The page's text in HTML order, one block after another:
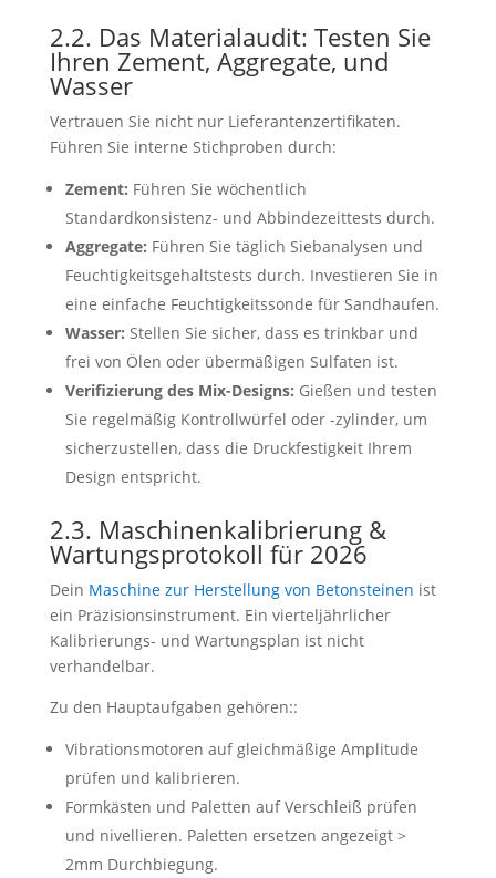
2.2. Das Materialaudit: Testen Sie
Ihren Zement, Aggregate, und
Wasser
Vertrauen Sie nicht nur Lieferantenzertifikaten.
Führen Sie interne Stichproben durch:
Zement: Führen Sie wöchentlich
Standardkonsistenz- und Abbindezeittests durch.
Aggregate: Führen Sie täglich Siebanalysen und
Feuchtigkeitsgehaltstests durch. Investieren Sie in
eine einfache Feuchtigkeitssonde für Sandhaufen.
Wasser: Stellen Sie sicher, dass es trinkbar und
frei von Ölen oder übermäßigen Sulfaten ist.
Verifizierung des Mix-Designs: Gießen und testen
Sie regelmäßig Kontrollwürfel oder -zylinder, um
sicherzustellen, dass die Druckfestigkeit Ihrem
Design entspricht.
2.3. Maschinenkalibrierung &
Wartungsprotokoll für 2026
Dein Maschine zur Herstellung von Betonsteinen ist
ein Präzisionsinstrument. Ein vierteljährlicher
Kalibrierungs- und Wartungsplan ist nicht
verhandelbar.
Zu den Hauptaufgaben gehören::
Vibrationsmotoren auf gleichmäßige Amplitude
prüfen und kalibrieren.
Formkästen und Paletten auf Verschleiß prüfen
und nivellieren. Paletten ersetzen angezeigt >
2mm Durchbiegung.